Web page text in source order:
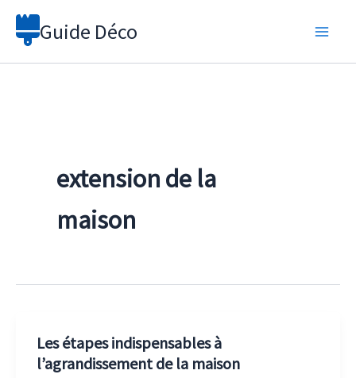
Aller
Guide Déco
extension de la
maison
Les étapes indispensables à
l’agrandissement de la maison